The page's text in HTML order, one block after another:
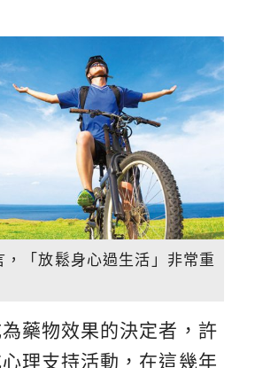
「放鬆身心過生活」非常重
藥物效果的決定者，許
理支持活動，在這幾年